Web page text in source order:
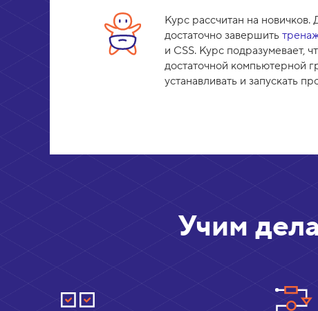
Курс рассчитан на
достаточно завершить
и CSS. Курс подразумевает,
достаточной компьютерной
устанавливать и запускать
Учим